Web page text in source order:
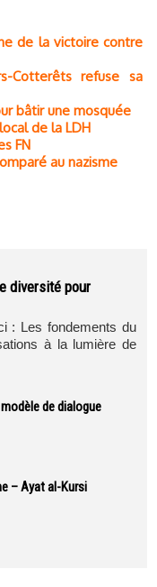
de la victoire contre
Cotterêts refuse sa
bâtir une mosquée
de la LDH
FN
au nazisme
diversité pour
: Les fondements du
à la lumière de
de dialogue
– Ayat al-Kursi